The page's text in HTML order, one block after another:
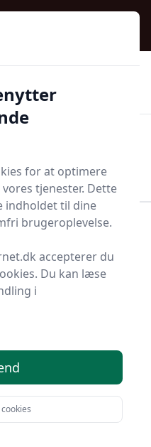
Kulturguide Siden
butikker
Badeværelse og Sauna
På
populære
et godt valg.
uanset prisen,
med fri fragt,
for at optimere
tjenester. Dette
indholdet til dine
brugeroplevelse.
accepterer du
Du kan læse
i